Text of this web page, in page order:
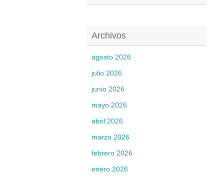
Archivos
agosto 2026
julio 2026
junio 2026
mayo 2026
abril 2026
marzo 2026
febrero 2026
enero 2026